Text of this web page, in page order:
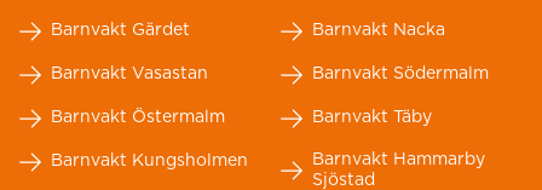
Barnvakt Gärdet
Barnvakt Vasastan
Barnvakt Östermalm
Barnvakt Kungsholmen
Barnvakt Nacka
Barnvakt Södermalm
Barnvakt Täby
Barnvakt Hammarby
Sjöstad